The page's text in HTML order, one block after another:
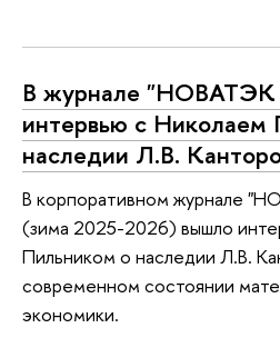
В журнале "НОВАТЭК
интервью с Николаем
наследии Л.В.
В корпоративном журнале
(зима 2025-2026) вышло
Пильником о наследии Л.В.
современном состоянии
экономики.